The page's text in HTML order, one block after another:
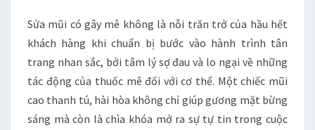
KHÔNG?
Sửa mũi có gây mê không là nỗi trăn trở của hầu hết
khách hàng khi chuẩn bị bước vào hành trình tân
trang nhan sắc, bởi tâm lý sợ đau và lo ngại về những
tác động của thuốc mê đối với cơ thể. Một chiếc mũi
cao thanh tú, hài hòa không chỉ giúp gương mặt bừng
sáng mà còn là chìa khóa mở ra sự tự tin trong cuộc